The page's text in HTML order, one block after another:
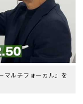
マルチフォーカル』を